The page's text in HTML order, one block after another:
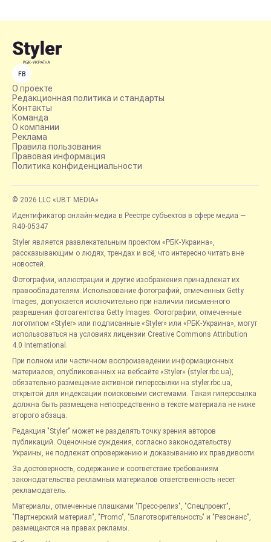
FB
О проекте
Редакционная политика и стандарты
Контакты
Команда
О компании
Реклама
Правила пользования
Правовая информация
Политика конфиденциальности
© 2026 LLC «UBT MEDIA»
Идентификатор онлайн-медиа в Реестре субъектов в сфере медиа —
R40-05347
Styler является развлекательным проектом «РБК-Украина»,
рассказывающим о людях, трендах и всё, что интересно читать вне
новостей.
Фотографии, иллюстрации и другие изображения принадлежат их
правообладателям. Использование фотографий, отмеченных Getty
Images, допускается исключительно при наличии письменного
разрешения фотоагентства Getty Images. Фотографии, отмеченные
логотипом «Styler» или подписанные «Styler» или «РБК-Украина», могут
использоваться на условиях лицензии Creative Commons Attribution
4.0 International.
При полном или частичном воспроизведении информационных
материалов, опубликованных на вебсайте «Styler» (styler.rbc.ua),
обязательно размещение активной гиперссылки на styler.rbc.ua,
открытой для индексации поисковыми системами. Такая гиперссылка
должна быть размещена непосредственно в тексте материала не ниже
второго абзаца.
Редакция "Styler" может не разделять точку зрения авторов
публикаций. Оценочные суждения, согласно законодательству
Украины, не подлежат опровержению и доказыванию их правдивости.
За достоверность, содержание и соответствие требованиям
законодательства рекламных материалов ответственность несет
рекламодатель.
Материалы, отмеченные плашками "Пресс-релиз", "Спецпроект",
"Партнерский материал", "Promo", "Благотворительность" и "Резонанс",
размещаются на правах рекламы.